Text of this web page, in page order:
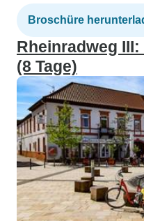
Broschüre
Rheinradweg
(8 Tage)